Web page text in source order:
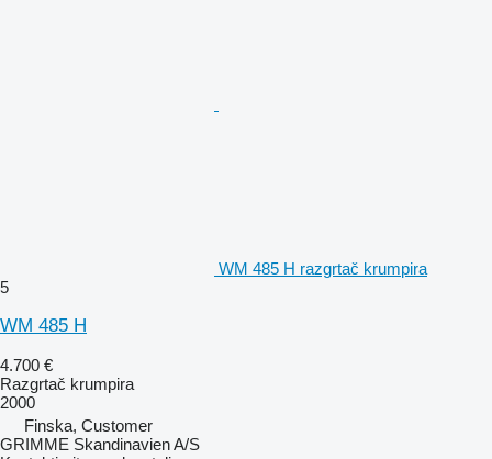
WM 485 H razgrtač krumpira
5
WM 485 H
4.700 €
Razgrtač krumpira
2000
Finska, Customer
GRIMME Skandinavien A/S